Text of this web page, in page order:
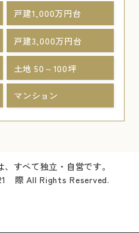
戸建1,000万円台
戸建3,000万円台
土地 50～100坪
マンション
すべて独立・自営です。
際 All Rights Reserved.